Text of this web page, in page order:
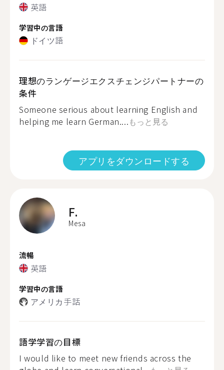
英語
学習中の言語
ドイツ語
理想のランゲージエクスチェンジパートナーの
条件
Someone serious about learning English and
helping me learn German....もっと見る
アプリをダウンロードする
F.
Mesa
流暢
英語
学習中の言語
アメリカ手話
語学学習の目標
I would like to meet new friends across the